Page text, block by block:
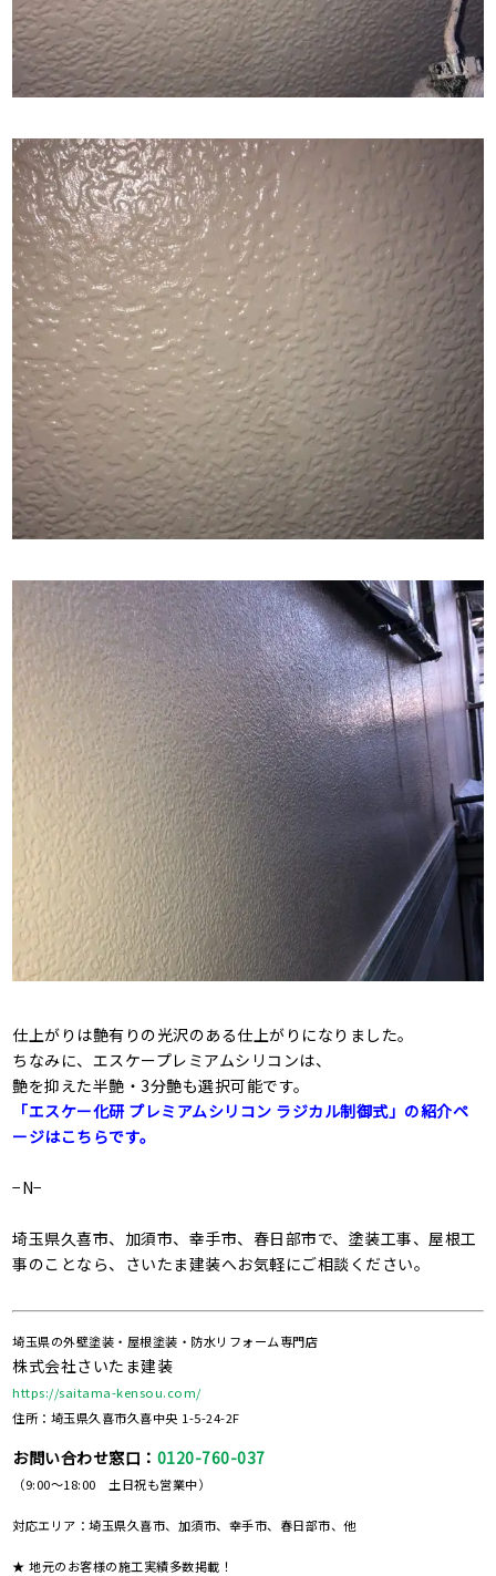
仕上がりは艶有りの光沢のある仕上がりになりました。
ちなみに、エスケープレミアムシリコンは、
艶を抑えた半艶・3分艶も選択可能です。
「エスケー化研 プレミアムシリコン ラジカル制御式」の紹介ペ
ージはこちらです。
−N−
埼玉県久喜市、加須市、幸手市、春日部市で、塗装工事、屋根工
事のことなら、さいたま建装へお気軽にご相談ください。
埼玉県の外壁塗装・屋根塗装・防水リフォーム専門店
株式会社さいたま建装
https://saitama-kensou.com/
住所：埼玉県久喜市久喜中央 1-5-24-2F
お問い合わせ窓口： 0120-760-037
（9:00～18:00 土日祝も営業中）
対応エリア：埼玉県久喜市、加須市、幸手市、春日部市、他
★ 地元のお客様の施工実績多数掲載！